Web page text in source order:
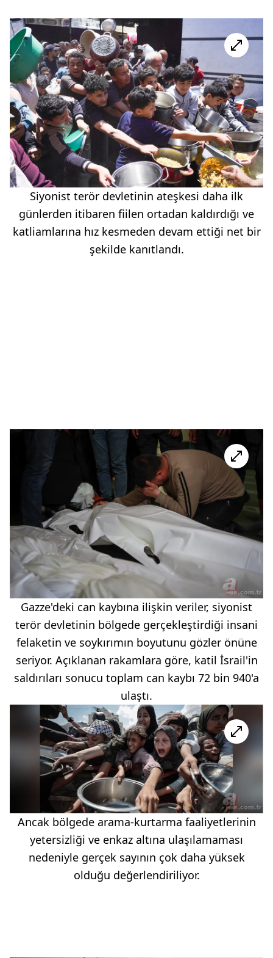
Siyonist terör devletinin ateşkesi daha ilk
günlerden itibaren fiilen ortadan kaldırdığı ve
katliamlarına hız kesmeden devam ettiği net bir
şekilde kanıtlandı.
Gazze'deki can kaybına ilişkin veriler, siyonist
terör devletinin bölgede gerçekleştirdiği insani
felaketin ve soykırımın boyutunu gözler önüne
seriyor. Açıklanan rakamlara göre, katil İsrail'in
saldırıları sonucu toplam can kaybı 72 bin 940'a
ulaştı.
Ancak bölgede arama-kurtarma faaliyetlerinin
yetersizliği ve enkaz altına ulaşılamaması
nedeniyle gerçek sayının çok daha yüksek
olduğu değerlendiriliyor.